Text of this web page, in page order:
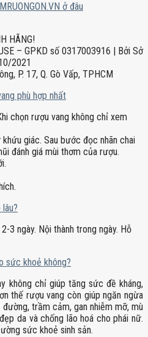
ở đâu
HÃNG!
– GPKD số 0317003916 | Bởi Sở
2021
P. 17, Q. Gò Vấp, TPHCM
phù hợp nhất
chọn rượu vang không chỉ xem
giác. Sau bước đọc nhãn chai
đánh giá mùi thơm của rượu.
3 ngày. Nội thành trong ngày. Hỗ
sức khoẻ không?
không chỉ giúp tăng sức đề kháng,
thế rượu vang còn giúp ngăn ngừa
trầm cảm, gan nhiễm mỡ, mù
da và chống lão hoá cho phái nữ.
sức khoẻ sinh sản.